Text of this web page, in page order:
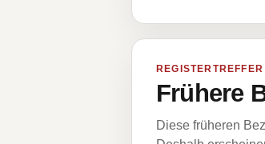
REGISTERTREFFER
Frühere
Diese früheren